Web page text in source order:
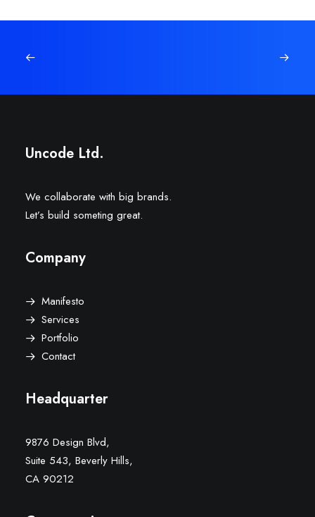
Uncode Ltd.
We collaborate with big brands.
Let’s build someting great.
Company
Manifesto
Services
Portfolio
Contact
Headquarter
9876 Design Blvd,
Suite 543, Beverly Hills,
CA 90212